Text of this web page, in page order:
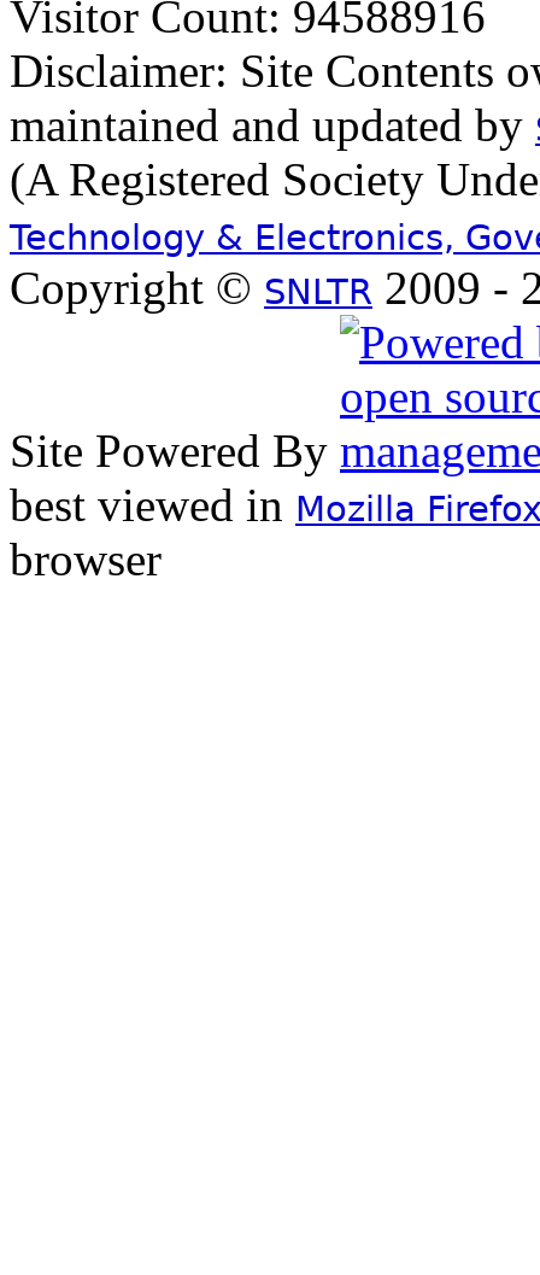
Visitor Count: 94588916
Disclaimer: Site Contents
maintained and updated by
(A Registered Society
Technology & Electronics,
Copyright © SNLTR 2009 -
Site Powered By
best viewed in Mozilla
browser